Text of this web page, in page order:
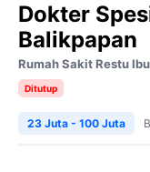
Dokter
Balikpapan
Rumah Sakit Restu
Ditutup
23 Juta - 100 Juta